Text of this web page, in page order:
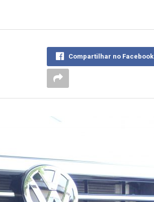
Compartilhar no Facebook